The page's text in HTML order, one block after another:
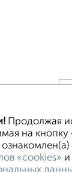
Каркасный
дом Под ключ
Продолжая
на кнопку
«cookies» и